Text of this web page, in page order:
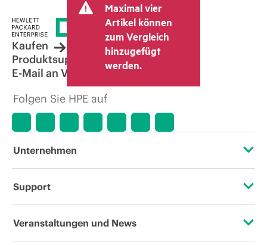
kann weitere Gebühren wie
Mehrwertsteuer und Versandkosten
berücksichtigen. Der vom Fachhändler
festgelegte Transaktionspreis kann von
dem anderer Fachhändler und dem
angezeigten Richtpreis abweichen. Die
Richtpreise können zeitlich begrenzte
Sonderangebote enthalten. HPE behält
sich das Recht vor, jederzeit
Preisanpassungen vorzunehmen, u. a.
Marktbedingungen, der Einstellung von
Produktverfügbarkeit, dem Ende der
Lebensdauer von Werbeaktionen und
Maximal vier
Artikel können
zum Vergleich
hinzugefügt
werden.
Kaufen
Produktsupport
E-Mail an Vertrieb
Folgen Sie HPE auf
Unternehmen
Über HPE
Support
Operational Support Services
Veranstaltungen und News